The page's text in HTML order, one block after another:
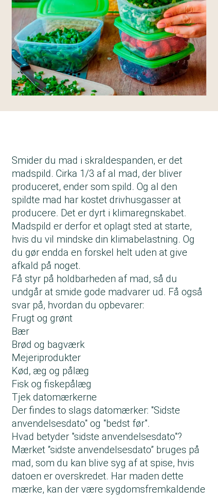
Smider du mad i skraldespanden, er det
madspild. Cirka 1/3 af al mad, der bliver
produceret, ender som spild. Og al den
spildte mad har kostet drivhusgasser at
producere. Det er dyrt i klimaregnskabet.
Madspild er derfor et oplagt sted at starte,
hvis du vil mindske din klimabelastning. Og
du gør endda en forskel helt uden at give
afkald på noget.
Få styr på holdbarheden af mad, så du
undgår at smide gode madvarer ud. Få også
svar på, hvordan du opbevarer:
Frugt og grønt
Bær
Brød og bagværk
Mejeriprodukter
Kød, æg og pålæg
Fisk og fiskepålæg
Tjek datomærkerne
Der findes to slags datomærker: "Sidste
anvendelsesdato" og "bedst før".
Hvad betyder "sidste anvendelsesdato"?
Mærket ”sidste anvendelsesdato” bruges på
mad, som du kan blive syg af at spise, hvis
datoen er overskredet. Har maden dette
mærke, kan der være sygdomsfremkaldende